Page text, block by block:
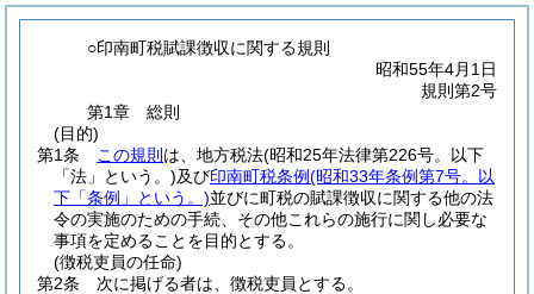
○印南町税賦課徴収に関する規則
昭和55年4月1日
規則第2号
第1章
総則
(目的)
第1条
この規則 は、地方税法(昭和25年法律第226号。以下
「法」という。)及び印南町税条例(昭和33年条例第7号。以
下「条例」という。)並びに町税の賦課徴収に関する他の法
令の実施のための手続、その他これらの施行に関し必要な
事項を定めることを目的とする。
(徴税吏員の任命)
第2条
次に掲げる者は、徴税吏員とする。